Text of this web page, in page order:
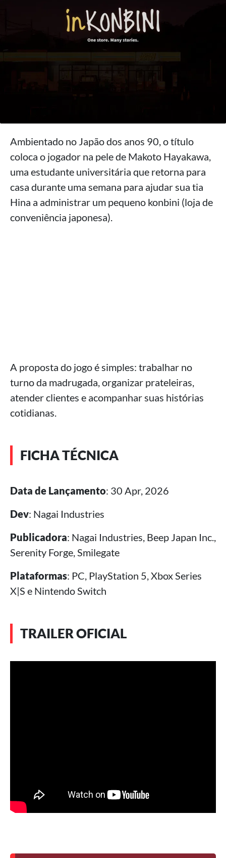
Ambientado no Japão dos anos 90, o título
coloca o jogador na pele de Makoto Hayakawa,
uma estudante universitária que retorna para
casa durante uma semana para ajudar sua tia
Hina a administrar um pequeno konbini (loja de
conveniência japonesa).
A proposta do jogo é simples: trabalhar no
turno da madrugada, organizar prateleiras,
atender clientes e acompanhar suas histórias
cotidianas.
FICHA TÉCNICA
Data de Lançamento: 30 Apr, 2026
Dev: Nagai Industries
Publicadora: Nagai Industries, Beep Japan Inc.,
Serenity Forge, Smilegate
Plataformas: PC, PlayStation 5, Xbox Series
X|S e Nintendo Switch
TRAILER OFICIAL